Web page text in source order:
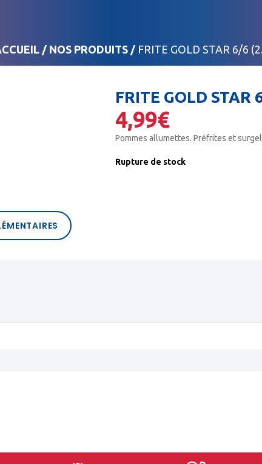
/ NOS PRODUITS/ FRITE GOLD STAR 6/6
FRITE GOLD STAR
4,99€
Pommes allumettes. Préfrites et
Rupture de stock